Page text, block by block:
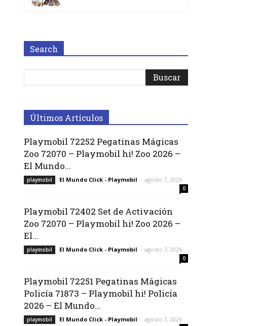
Search
Últimos Artículos
Playmobil 72252 Pegatinas Mágicas
Zoo 72070 – Playmobil hi! Zoo 2026 –
El Mundo...
playmobil El Mundo Click - Playmobil - agosto 7, 2026
0
Playmobil 72402 Set de Activación
Zoo 72070 – Playmobil hi! Zoo 2026 –
El...
playmobil El Mundo Click - Playmobil - agosto 7, 2026
0
Playmobil 72251 Pegatinas Mágicas
Policía 71873 – Playmobil hi! Policía
2026 – El Mundo...
playmobil El Mundo Click - Playmobil - agosto 7, 2026